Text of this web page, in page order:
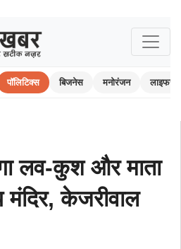
पॉलिटिक्स बिजनेस मनोरंजन
लव-कुश और माता
मंदिर, केजरीवाल